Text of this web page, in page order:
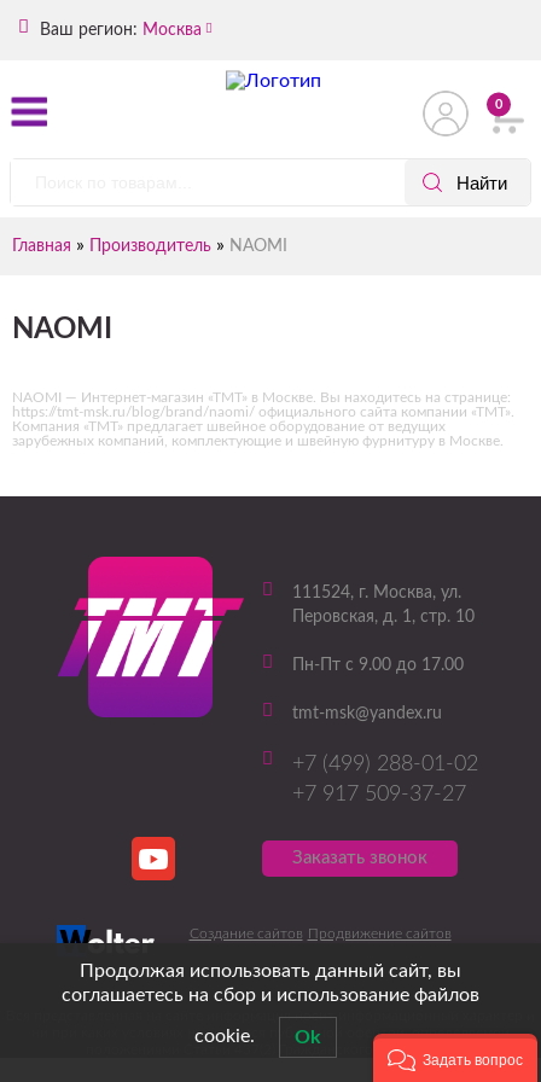
Ваш регион: Москва
0
Главная » Производитель » NAOMI
NAOMI
NAOMI — Интернет-магазин «ТМТ» в Москве. Вы находитесь на странице:
https://tmt-msk.ru/blog/brand/naomi/ официального сайта компании «ТМТ».
Компания «ТМТ» предлагает швейное оборудование от ведущих
зарубежных компаний, комплектующие и швейную фурнитуру в Москве.
111524, г. Москва, ул.
Перовская, д. 1, стр. 10
Пн-Пт с 9.00 до 17.00
tmt-msk@yandex.ru
+7 (499) 288-01-02
+7 917 509-37-27
Заказать звонок
Создание сайтов Продвижение сайтов
Вся представленная на сайте информация носит информационный характер и
ни при каких условиях не является публичной офертой, определяемой
положениями Статьи 437(2) Гражданского кодекса РФ.
Продолжая использовать данный сайт, вы
соглашаетесь на сбор и использование файлов
cookie. Ok
Задать вопрос